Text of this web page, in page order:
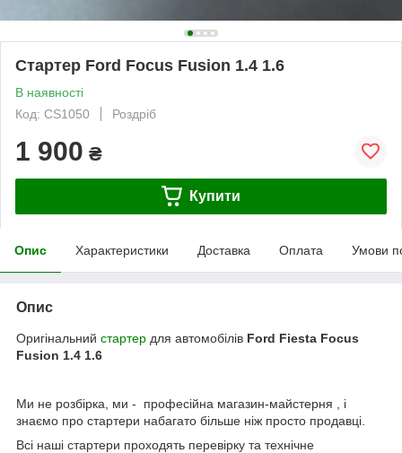
Стартер Ford Focus Fusion 1.4 1.6
В наявності
Код: CS1050
Роздріб
1 900 ₴
Купити
Опис Характеристики Доставка Оплата Умови
Опис
Оригінальний стартер для автомобілів Ford Fiesta Focus
Fusion 1.4 1.6
Ми не розбірка, ми - професійна магазин-майстерня , і
знаємо про стартери набагато більше ніж просто продавці.
Всі наші стартери проходять перевірку та технічне